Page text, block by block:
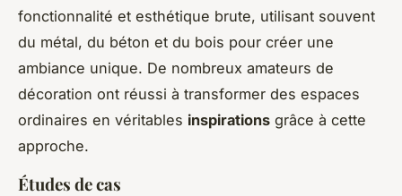
fonctionnalité et esthétique brute, utilisant souvent
du métal, du béton et du bois pour créer une
ambiance unique. De nombreux amateurs de
décoration ont réussi à transformer des espaces
ordinaires en véritables inspirations grâce à cette
approche.
Études de cas